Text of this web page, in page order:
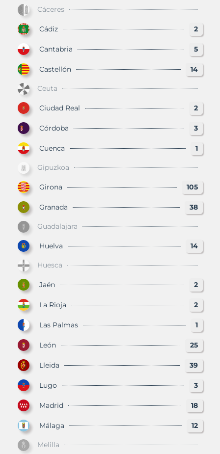
Cáceres
Cádiz 2
Cantabria 5
Castellón 14
Ceuta
Ciudad Real 2
Córdoba 3
Cuenca 1
Gipuzkoa
Girona 105
Granada 38
Guadalajara
Huelva 14
Huesca
Jaén 2
La Rioja 2
Las Palmas 1
León 25
Lleida 39
Lugo 3
Madrid 18
Málaga 12
Melilla